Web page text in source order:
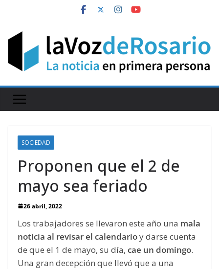
content
SOCIEDAD
Proponen que el 2 de
mayo sea feriado
26 abril, 2022
Los trabajadores se llevaron este año una mala
noticia al revisar el calendarioy darse cuenta
de que el 1 de mayo, su día, cae un domingo.
Una gran decepción que llevó que a una